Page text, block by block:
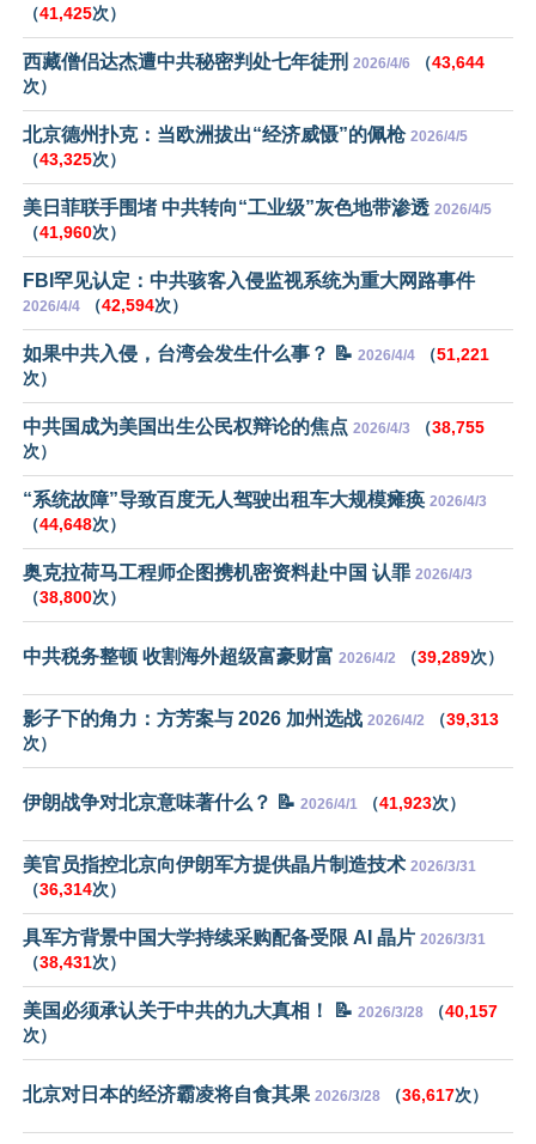
（41,425次）
西藏僧侣达杰遭中共秘密判处七年徒刑 2026/4/6 （43,644
次）
北京德州扑克：当欧洲拔出“经济威慑”的佩枪 2026/4/5
（43,325次）
美日菲联手围堵 中共转向“工业级”灰色地带渗透 2026/4/5
（41,960次）
FBI罕见认定：中共骇客入侵监视系统为重大网路事件
2026/4/4 （42,594次）
如果中共入侵，台湾会发生什么事？ 📝 2026/4/4 （51,221
次）
中共国成为美国出生公民权辩论的焦点 2026/4/3 （38,755
次）
“系统故障”导致百度无人驾驶出租车大规模瘫痪 2026/4/3
（44,648次）
奥克拉荷马工程师企图携机密资料赴中国 认罪 2026/4/3
（38,800次）
中共税务整顿 收割海外超级富豪财富 2026/4/2 （39,289次）
影子下的角力：方芳案与 2026 加州选战 2026/4/2 （39,313
次）
伊朗战争对北京意味著什么？ 📝 2026/4/1 （41,923次）
美官员指控北京向伊朗军方提供晶片制造技术 2026/3/31
（36,314次）
具军方背景中国大学持续采购配备受限 AI 晶片 2026/3/31
（38,431次）
美国必须承认关于中共的九大真相！ 📝 2026/3/28 （40,157
次）
北京对日本的经济霸凌将自食其果 2026/3/28 （36,617次）